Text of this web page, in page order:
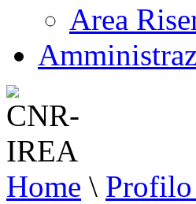
Area
Home \ Profilo